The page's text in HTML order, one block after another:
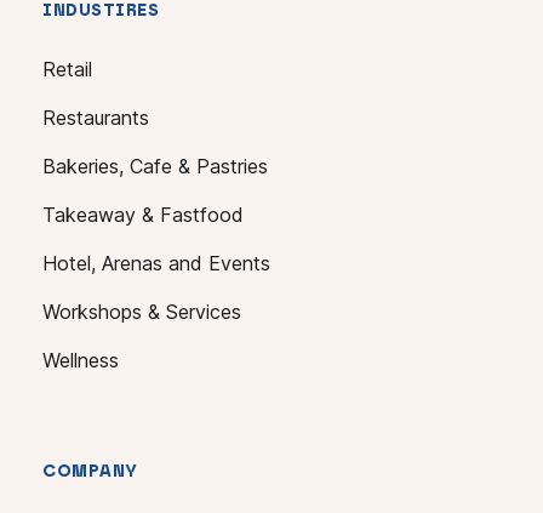
INDUSTIRES
Retail
Restaurants
Bakeries, Cafe & Pastries
Takeaway & Fastfood
Hotel, Arenas and Events
Workshops & Services
Wellness
COMPANY